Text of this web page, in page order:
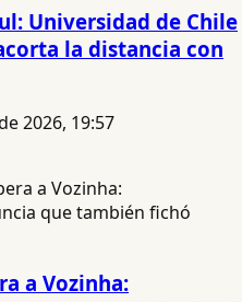
Universidad de Chile
la distancia con
2026, 19:57
a Vozinha: